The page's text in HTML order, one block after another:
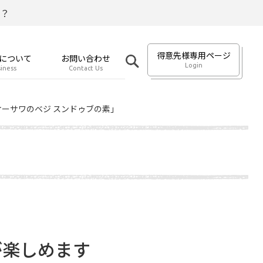
ついて お問い合わせ
Contact Us
得意先様専用ページ
Login
サワのベジ スンドゥブの素」
しめます